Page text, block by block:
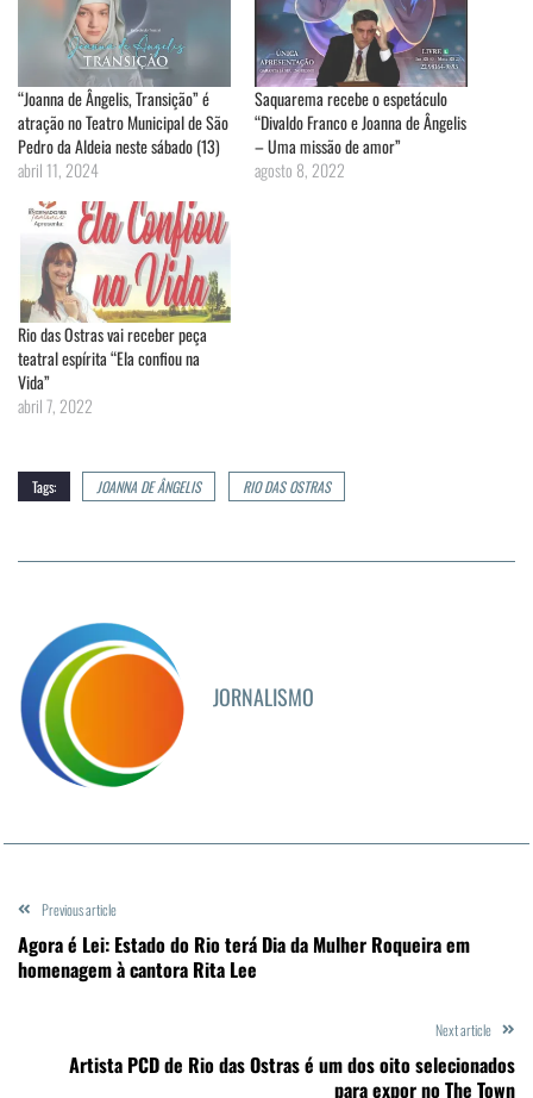
“Joanna de Ângelis, Transição” é
atração no Teatro Municipal de São
Pedro da Aldeia neste sábado (13)
abril 11, 2024
Saquarema recebe o espetáculo
“Divaldo Franco e Joanna de Ângelis
– Uma missão de amor”
agosto 8, 2022
Rio das Ostras vai receber peça
teatral espírita “Ela confiou na
Vida”
abril 7, 2022
Tags: JOANNA DE ÂNGELIS RIO DAS OSTRAS
JORNALISMO
Previous article
Agora é Lei: Estado do Rio terá Dia da Mulher Roqueira em
homenagem à cantora Rita Lee
Next article
Artista PCD de Rio das Ostras é um dos oito selecionados
para expor no The Town